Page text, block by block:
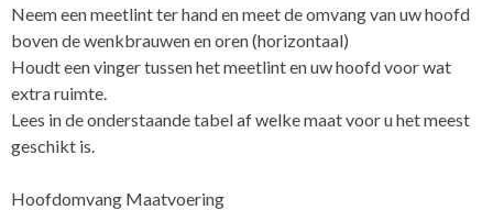
Neem een meetlint ter hand en meet de omvang van uw hoofd
boven de wenkbrauwen en oren (horizontaal)
Houdt een vinger tussen het meetlint en uw hoofd voor wat
extra ruimte.
Lees in de onderstaande tabel af welke maat voor u het meest
geschikt is.
Hoofdomvang Maatvoering